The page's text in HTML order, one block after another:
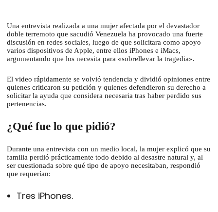
Una entrevista realizada a una mujer afectada por el devastador
doble terremoto que sacudió Venezuela ha provocado una fuerte
discusión en redes sociales, luego de que solicitara como apoyo
varios dispositivos de Apple, entre ellos iPhones e iMacs,
argumentando que los necesita para «sobrellevar la tragedia».
El video rápidamente se volvió tendencia y dividió opiniones entre
quienes criticaron su petición y quienes defendieron su derecho a
solicitar la ayuda que considera necesaria tras haber perdido sus
pertenencias.
¿Qué fue lo que pidió?
Durante una entrevista con un medio local, la mujer explicó que su
familia perdió prácticamente todo debido al desastre natural y, al
ser cuestionada sobre qué tipo de apoyo necesitaban, respondió
que requerían:
Tres iPhones.